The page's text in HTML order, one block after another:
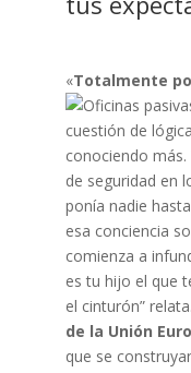
«Totalmente
cuestión de
conociendo
de seguridad en
ponía nadie
esa conciencia
comienza a
es tu hijo el que
el cinturón”
de la Unión
que se